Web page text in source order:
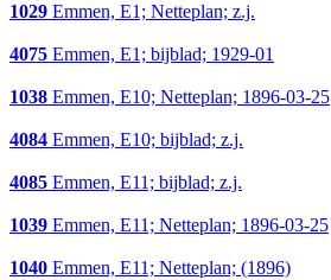
1029 Emmen, E1; Netteplan; z.j.
4075 Emmen, E1; bijblad; 1929-01
1038 Emmen, E10; Netteplan; 1896-03-25
4084 Emmen, E10; bijblad; z.j.
4085 Emmen, E11; bijblad; z.j.
1039 Emmen, E11; Netteplan; 1896-03-25
1040 Emmen, E11; Netteplan; (1896)